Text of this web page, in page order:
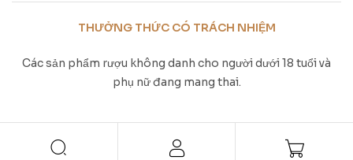
THƯỞNG THỨC CÓ TRÁCH NHIỆM
Các sản phẩm rượu không danh cho người dưới 18 tuổi và
phụ nữ đang mang thai.